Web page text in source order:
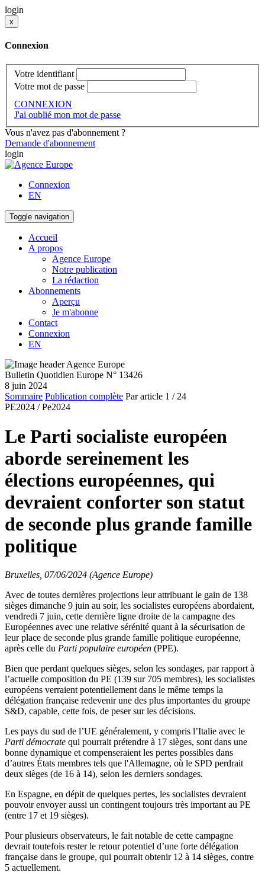
login
x
Connexion
Votre identifiant
Votre mot de passe
CONNEXION
J'ai oublié mon mot de passe
Vous n'avez pas d'abonnement ?
Demande d'abonnement
login
Connexion
EN
Toggle navigation
Accueil
A propos
Agence Europe
Notre publication
La rédaction
Abonnements
Aperçu
Je m'abonne
Contact
Connexion
EN
Bulletin Quotidien Europe N° 13426
8 juin 2024
Sommaire Publication complète Par article 1 / 24
PE2024 / Pe2024
Le Parti socialiste européen
aborde sereinement les
élections européennes, qui
devraient conforter son statut
de seconde plus grande famille
politique
Bruxelles, 07/06/2024 (Agence Europe)
Avec de toutes dernières projections leur attribuant le gain de 138
sièges dimanche 9 juin au soir, les socialistes européens abordaient,
vendredi 7 juin, cette dernière ligne droite de la campagne des
Européennes avec une relative sérénité quant à la sécurisation de
leur place de seconde plus grande famille politique européenne,
après celle du Parti populaire européen (PPE).
Bien que perdant quelques sièges, selon les sondages, par rapport à
l’actuelle composition du PE (139 sur 705 membres), les socialistes
européens verraient potentiellement dans le même temps la
délégation française redevenir une des plus importantes du groupe
S&D, capable, cette fois, de peser sur les décisions.
Les pays du sud de l’UE généralement, y compris l’Italie avec le
Parti démocrate qui pourrait prétendre à 17 sièges, sont dans une
bonne dynamique et compenseraient les pertes possibles dans
d’autres États membres tels que l'Allemagne, où le SPD perdrait
deux sièges (de 16 à 14), selon les derniers sondages.
En Espagne, en dépit de quelques pertes, les socialistes devraient
pouvoir envoyer aussi un contingent toujours très important au PE
(entre 17 et 19 sièges).
Pour plusieurs observateurs, le fait notable de cette campagne
devrait toutefois rester le retour potentiel d’une forte délégation
française dans le groupe, qui pourrait obtenir 12 à 14 sièges, contre
5 actuellement.